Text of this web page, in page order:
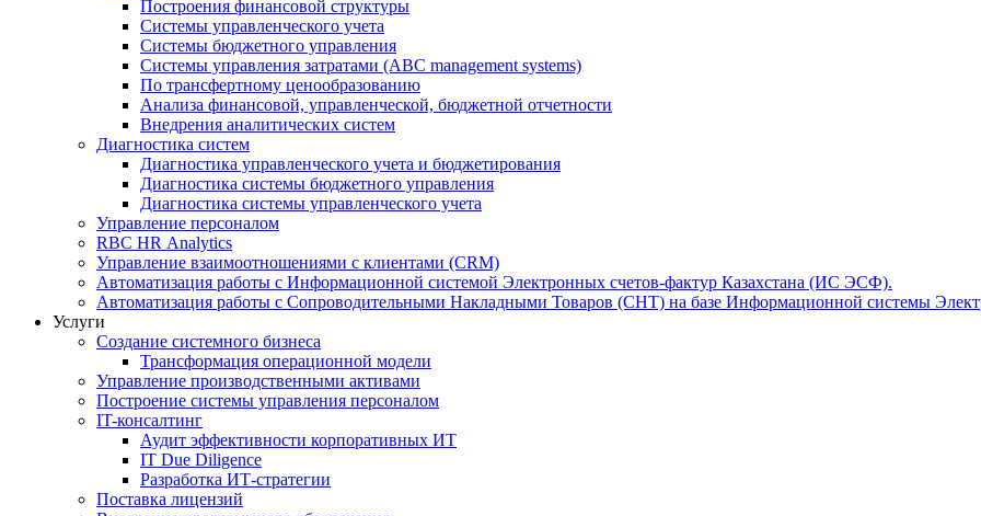
Построения финансовой структуры
Системы управленческого учета
Системы бюджетного управления
Системы управления затратами (АBC management systems)
По трансфертному ценообразованию
Анализа финансовой, управленческой, бюджетной отчетности
Внедрения аналитических систем
Диагностика систем
Диагностика управленческого учета и бюджетирования
Диагностика системы бюджетного управления
Диагностика системы управленческого учета
Управление персоналом
RBC HR Аnalytics
Управление взаимоотношениями с клиентами (СRM)
Автоматизация работы с Информационной системой Электронных счетов-фактур Казахстана (ИС ЭСФ).
Автоматизация работы с Сопроводительными Накладными Товаров (СНТ) на базе Информационной системы
Услуги
Создание системного бизнеса
Трансформация операционной модели
Управление производственными активами
Построение системы управления персоналом
IT-консалтинг
Аудит эффективности корпоративных ИТ
IT Due Diligence
Разработка ИТ-стратегии
Поставка лицензий